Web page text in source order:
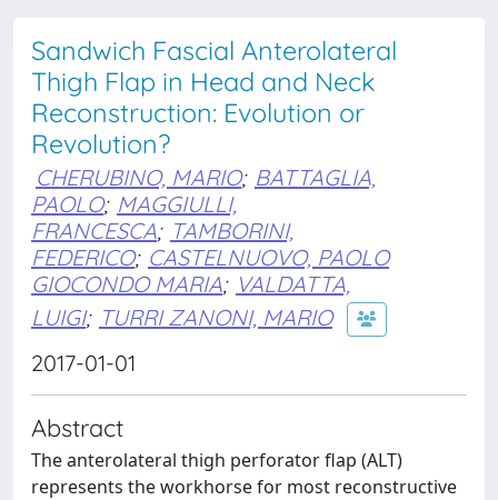
Sandwich Fascial Anterolateral
Thigh Flap in Head and Neck
Reconstruction: Evolution or
Revolution?
CHERUBINO, MARIO; BATTAGLIA,
PAOLO; MAGGIULLI,
FRANCESCA; TAMBORINI,
FEDERICO; CASTELNUOVO, PAOLO
GIOCONDO MARIA; VALDATTA,
LUIGI; TURRI ZANONI, MARIO
2017-01-01
Abstract
The anterolateral thigh perforator flap (ALT)
represents the workhorse for most reconstructive